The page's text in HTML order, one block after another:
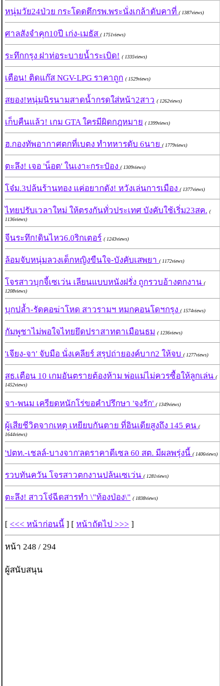
หนุ่มวัย24ป่วย กระโดดตึกรพ.พระนั่งเกล้าดับคาที่ ( 1387views)
ศาลสังจำคุก10ปี เก่ง-เมธัส ( 1751views)
ระทึกกรุง ฝาท่อระบายน้ำระเบิด! ( 1335views)
เตือน! ติดแก๊ส NGV-LPG ราคาถูก ( 1529views)
สยอง!หนุ่มนิรนามสาดน้ำกรดใส่หน้า2สาว ( 1262views)
เก็บคืนแล้ว! เกม GTA ใครมีผิดกฎหมาย ( 1399views)
ฮ.กองทัพอากาศตกที่เบตง ทำทหารดับ 6นาย ( 1779views)
ตะลึง! เจอ 'น็อต' ในเงาะกระป๋อง ( 1309views)
โจ๋ม.3ปล้นร้านทอง แค่อยากดัง! หวังเล่นการเมือง ( 1377views)
ไทยปรับเวลาใหม่ ให้ตรงกันทั่วประเทศ บังคับใช้เริ่ม23สค. (
1136views)
จีนระทึก!ดินไหว6.0ริกเตอร์ ( 1243views)
ล้อมจับหนุ่มลวงเด็กหญิงขืนใจ-บังคับเสพยา ( 1172views)
โจรสาวบุกจี้เซเว่น เลียนแบบหนังฝรั่ง ถูกรวบอ้างตกงาน (
1208views)
บุกปล้ำ-รัดคอฆ่าโหด สาวรามฯ หมกคอนโดฯกรุง ( 1574views)
กัมพูชาไม่พอใจไทยยึดปราสาทตาเมือนธม ( 1236views)
'เจียง-จา' จับมือ นั่งเคลียร์ สรุปถ่ายองค์บาก2 ให้จบ ( 1277views)
สธ.เตือน 10 เกมอันตรายต้องห้าม พ่อแม่ไม่ควรซื้อให้ลูกเล่น (
1452views)
จา-พนม เครียดหนักโร่ขอคำปรึกษา 'จงรัก' ( 1349views)
ผู้เสียชีวิตจากเหตุ เหยียบกันตาย ที่อินเดียสูงถึง 145 คน (
1644views)
'ปตท.-เชลล์-บางจาก'ลดราคาดีเซล 60 สต. มีผลพรุ่งนี้ ( 1406views)
รวบทันควัน โจรสาวตกงานปล้นเซเว่น ( 1281views)
ตะลึง! สาวโจ๋ฉีดสารทำ \"ท้องป่อง\" ( 1838views)
[ <<< หน้าก่อนนี้ ] [ หน้าถัดไป >>> ]
หน้า 248 / 294
ผู้สนับสนุน